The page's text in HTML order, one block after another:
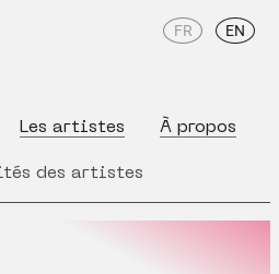
Les artistes À propos
FR EN
des artistes